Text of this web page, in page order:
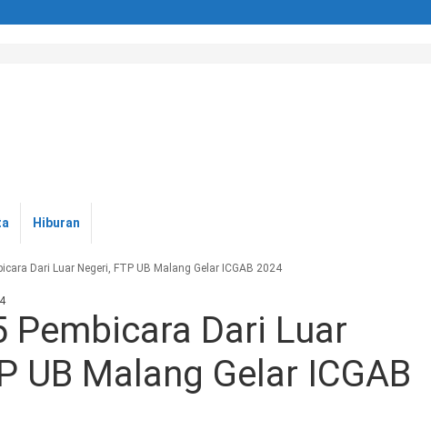
Hiburan
Dari Luar Negeri, FTP UB Malang Gelar ICGAB 2024
Pembicara Dari Luar
UB Malang Gelar ICGAB